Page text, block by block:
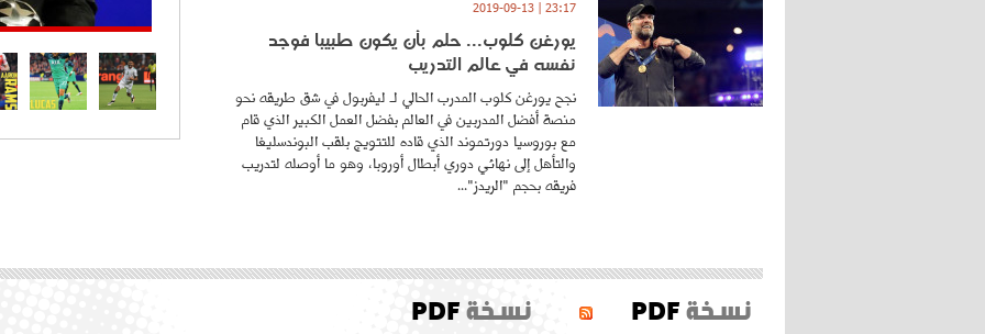
23:17 | 2019-09-13
يورغن كلوب... حلم بأن يكون طبيبا فوجد
نفسه في عالم التدريب
نجح يورغن كلوب المدرب الحالي لـ ليفربول في شق طريقه نحو
منصة أفضل المدربين في العالم بفضل العمل الكبير الذي قام
مع بوروسيا دورتموند الذي قاده للتتويج بلقب البوندسليغا
والتأهل إلى نهائي دوري أبطال أوروبا، وهو ما أوصله لتدريب
فريقه بحجم "الريدز"...
نسخةPDF نسخةPDF